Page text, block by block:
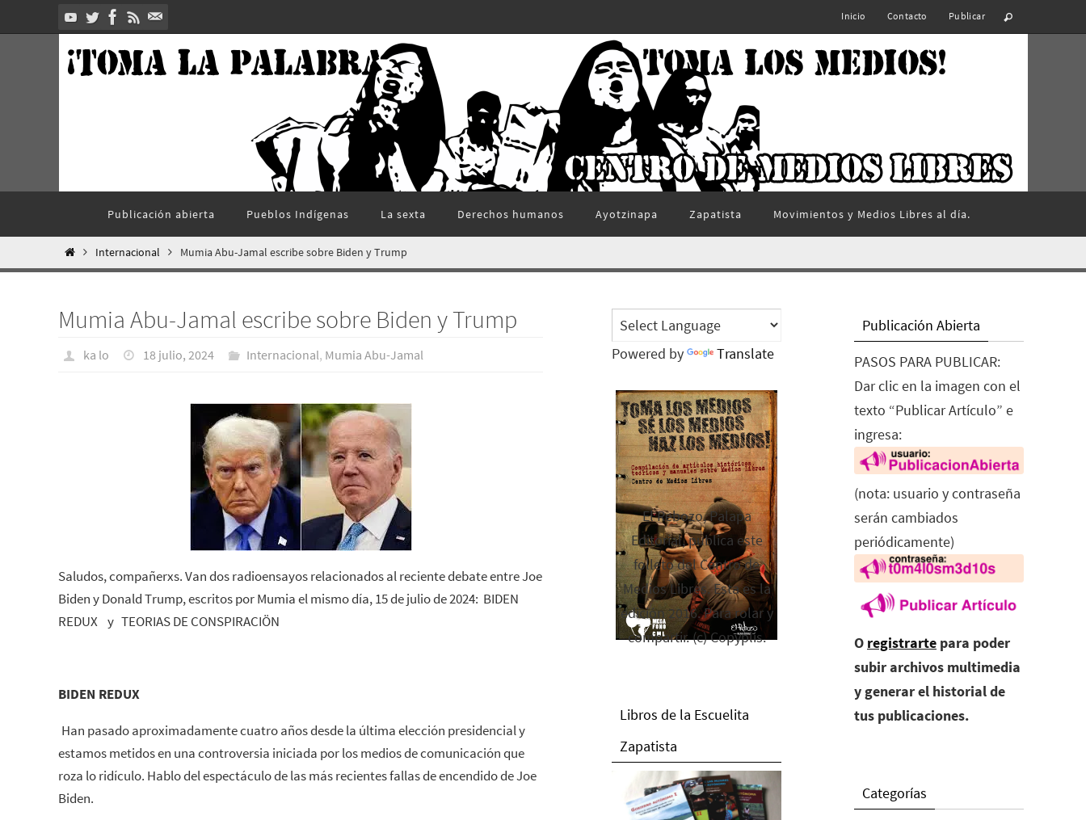
al
Inicio Contacto Publicar
contenido
Publicación abierta Pueblos Indí­genas La sexta Derechos humanos Ayotzinapa Zapatista Movimientos y Medios Libres al día.
InicioInternacional Mumia Abu-Jamal escribe sobre Biden y Trump
Mumia Abu-Jamal escribe sobre Biden y Trump
ka lo 18 julio, 2024 Internacional, Mumia Abu-Jamal
Saludos, compañerxs. Van dos radioensayos relacionados al reciente debate entre Joe
Biden y Donald Trump, escritos por Mumia el mismo día, 15 de julio de 2024: BIDEN
REDUX y TEORIAS DE CONSPIRACIÖN
BIDEN REDUX
Han pasado aproximadamente cuatro años desde la última elección presidencial y
estamos metidos en una controversia iniciada por los medios de comunicación que
roza lo ridículo. Hablo del espectáculo de las más recientes fallas de encendido de Joe
Biden.
Powered by Translate
El Rebozo, Palapa
Editorial, publica este
folleto del Centro de
Medios Libres. Esta es la
edición 2016. Para rolar y
compartir. (c) Copyplis.
Libros de la Escuelita
Zapatista
Publicación Abierta
PASOS PARA PUBLICAR:
Dar clic en la imagen con el
texto “Publicar Artículo” e
ingresa:
(nota: usuario y contraseña
serán cambiados
periódicamente)
O registrarte para poder
subir archivos multimedia
y generar el historial de
tus publicaciones.
Categorías